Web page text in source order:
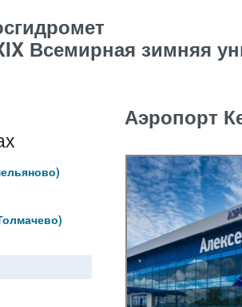
Всемирная зимняя
Аэропорт